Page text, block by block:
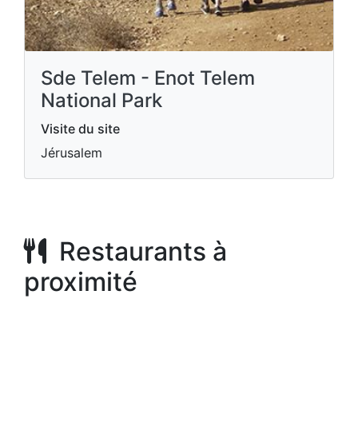
Sde Telem - Enot Telem
National Park
Visite du site
Jérusalem
Restaurants à
proximité